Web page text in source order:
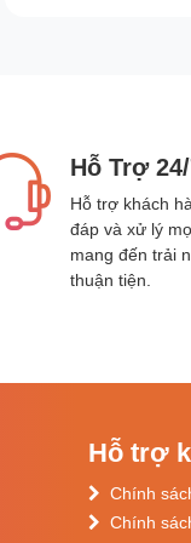
Hỗ Trợ
Hỗ trợ khách
đáp và xử lý
mang đến trải
thuận tiện.
Hỗ trợ
Chính
Chính